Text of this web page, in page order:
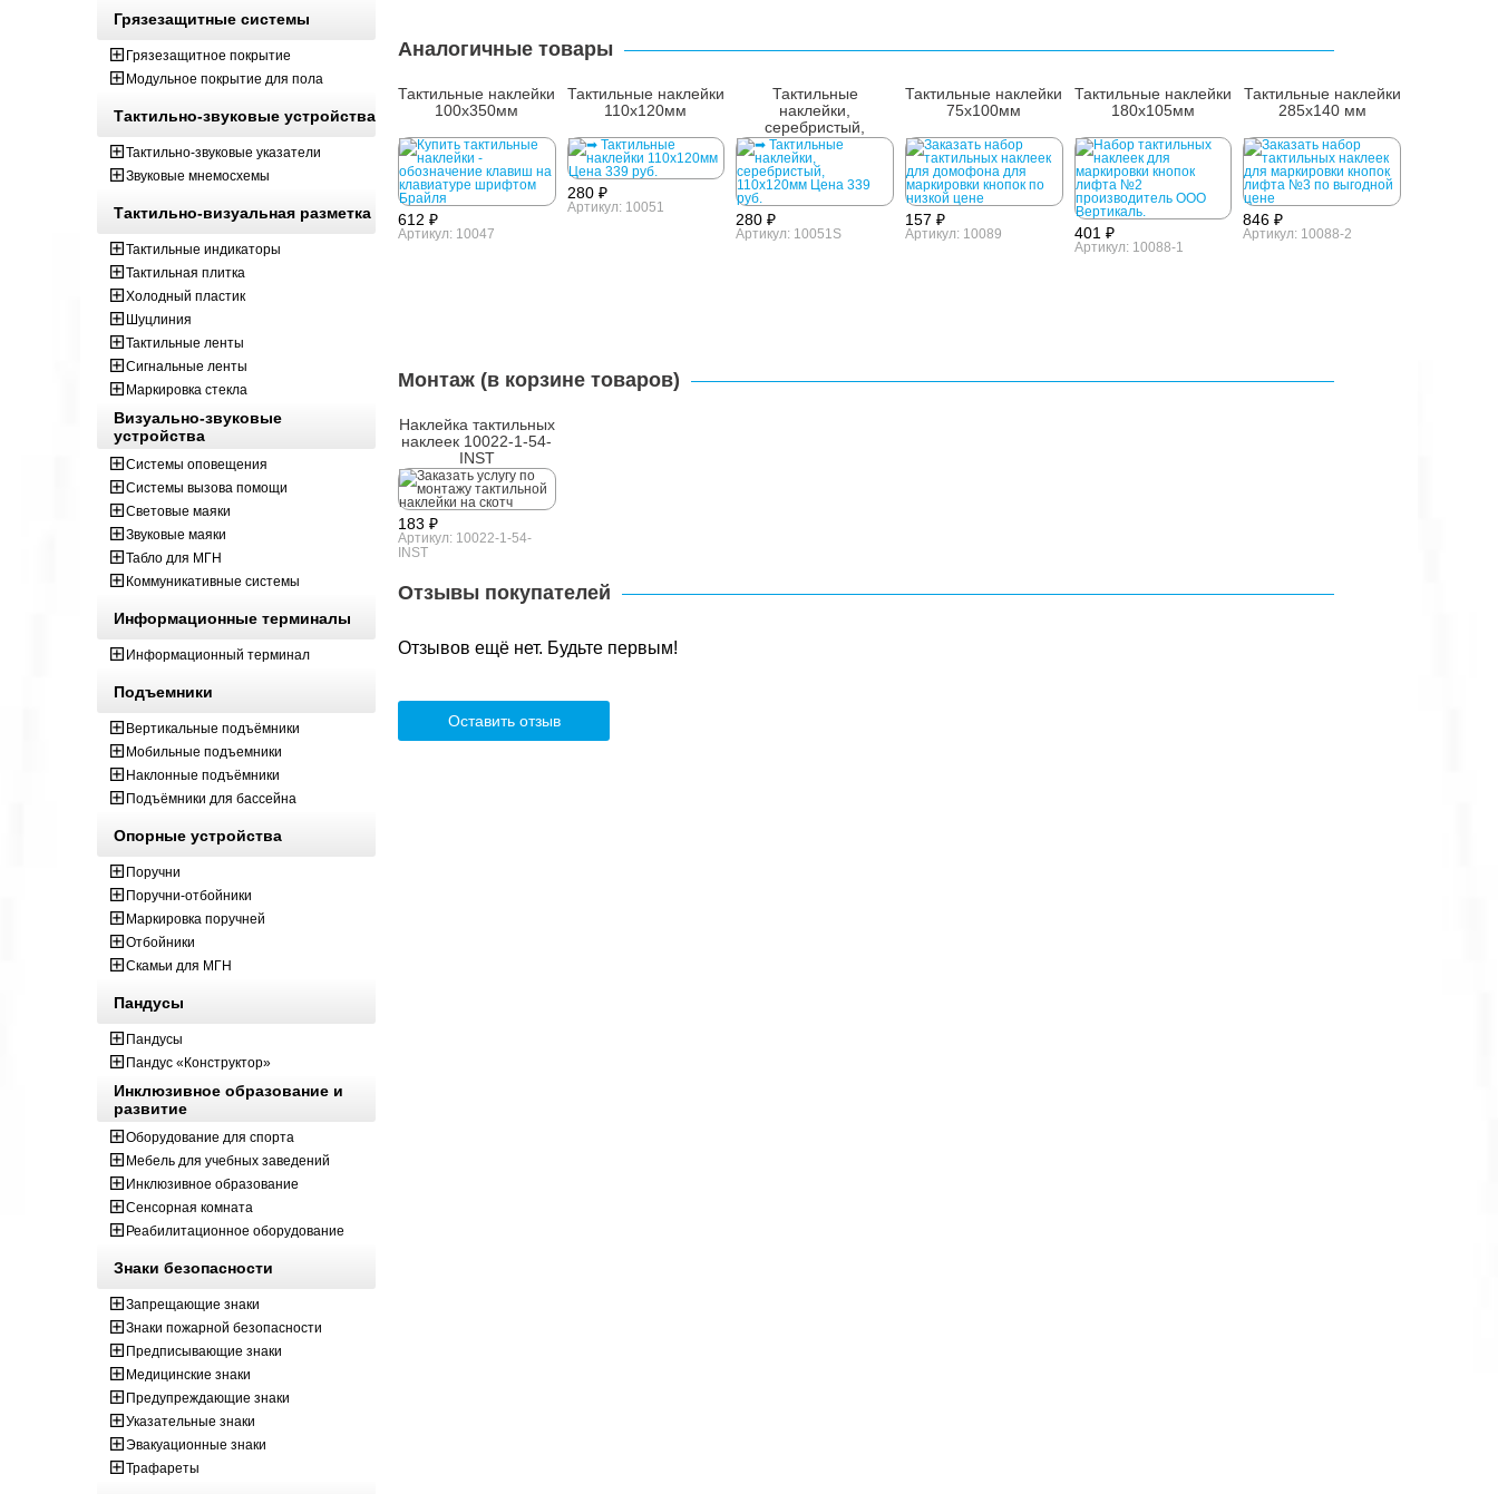
Вес:
Кол-во изделий в
упаковке:
1 шт.
Аналогичные товары
Тактильные наклейки
100x350мм
612 ₽
Артикул: 10047
Тактильные наклейки
110x120мм
280 ₽
Артикул: 10051
Тактильные
наклейки,
серебристый,
110x120мм
280 ₽
Артикул: 10051S
Тактильные наклейки
75x100мм
157 ₽
Артикул: 10089
Тактильные наклейки
180x105мм
401 ₽
Артикул: 10088-1
Тактильные наклейки
285x140 мм
846 ₽
Артикул: 10088-2
Монтаж (в корзине товаров)
Наклейка тактильных
наклеек 10022-1-54-
INST
183 ₽
Артикул: 10022-1-54-
INST
Отзывы покупателей
Отзывов ещё нет. Будьте первым!
Оставить отзыв
Грязезащитные системы
Грязезащитное покрытие
Модульное покрытие для пола
Тактильно-звуковые устройства
Тактильно-звуковые указатели
Звуковые мнемосхемы
Тактильно-визуальная разметка
Тактильные индикаторы
Тактильная плитка
Холодный пластик
Шуцлиния
Тактильные ленты
Сигнальные ленты
Маркировка стекла
Визуально-звуковые
устройства
Системы оповещения
Системы вызова помощи
Световые маяки
Звуковые маяки
Табло для МГН
Коммуникативные системы
Информационные терминалы
Информационный терминал
Подъемники
Вертикальные подъёмники
Мобильные подъемники
Наклонные подъёмники
Подъёмники для бассейна
Опорные устройства
Поручни
Поручни-отбойники
Маркировка поручней
Отбойники
Скамьи для МГН
Пандусы
Пандусы
Пандус «Конструктор»
Инклюзивное образование и
развитие
Оборудование для спорта
Мебель для учебных заведений
Инклюзивное образование
Сенсорная комната
Реабилитационное оборудование
Знаки безопасности
Запрещающие знаки
Знаки пожарной безопасности
Предписывающие знаки
Медицинские знаки
Предупреждающие знаки
Указательные знаки
Эвакуационные знаки
Трафареты